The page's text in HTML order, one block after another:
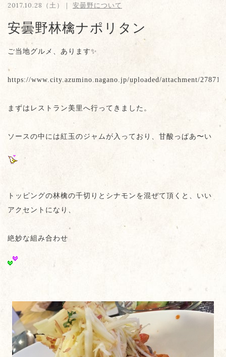
2017.10.28（土）｜ 安曇野について
安曇野林檎ナポリタン
ご当地グルメ、あります✨
https://www.city.azumino.nagano.jp/uploaded/attachment/
まずはレストラン美里へ行ってきました。
ソースの中には紅玉のジャムが入っており、甘酸っぱあ〜い
トッピングの林檎の千切りとシナモンを混ぜて頂くと、いい
アクセントになり、
絶妙な組み合わせ